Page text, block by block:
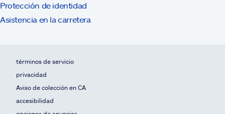
Protección de identidad
Asistencia en la carretera
términos de servicio
privacidad
Aviso de colección en CA
accesibilidad